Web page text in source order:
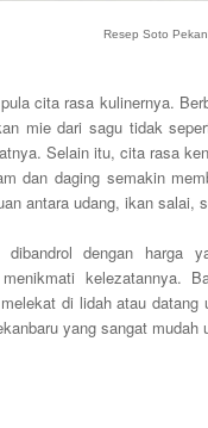
Resep Soto
cita rasa kulinernya.
mie dari sagu tidak
Selain itu, cita rasa
dan daging semakin
antara udang, ikan salai,
dibandrol dengan harga
kelezatannya.
di lidah atau
yang sangat